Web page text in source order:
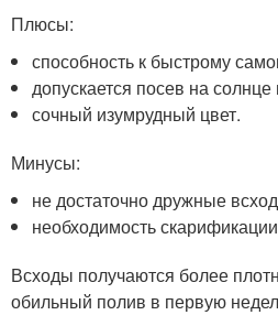
Плюсы:
способность к быстрому
допускается посев на солнце
сочный изумрудный цвет.
Минусы:
не достаточно дружные
необходимость
Всходы получаются более
обильный полив в первую